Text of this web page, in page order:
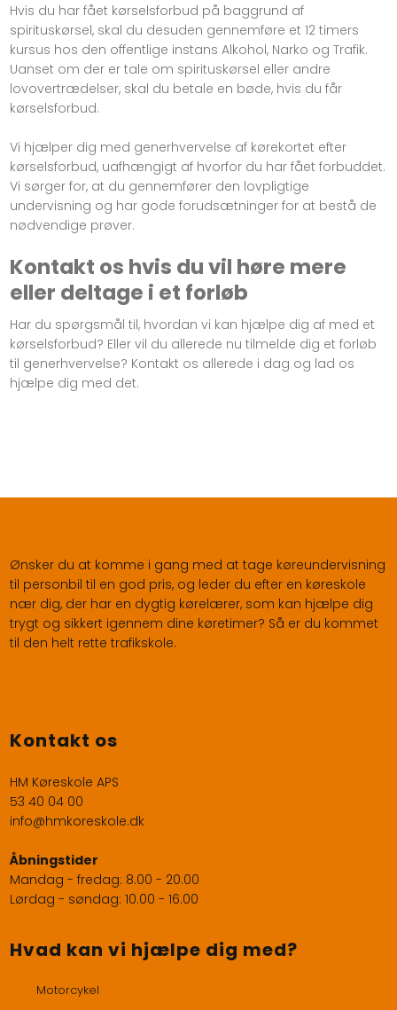
Hvis du har fået kørselsforbud på baggrund af
spirituskørsel, skal du desuden gennemføre et 12 timers
kursus hos den offentlige instans Alkohol, Narko og Trafik.
Uanset om der er tale om spirituskørsel eller andre
lovovertrædelser, skal du betale en bøde, hvis du får
kørselsforbud.
Vi hjælper dig med generhvervelse af kørekortet efter
kørselsforbud, uafhængigt af hvorfor du har fået forbuddet.
Vi sørger for, at du gennemfører den lovpligtige
undervisning og har gode forudsætninger for at bestå de
nødvendige prøver.
Kontakt os hvis du vil høre mere
eller deltage i et forløb
Har du spørgsmål til, hvordan vi kan hjælpe dig af med et
kørselsforbud? Eller vil du allerede nu tilmelde dig et forløb
til generhvervelse? Kontakt os allerede i dag og lad os
hjælpe dig med det.​
Ønsker du at komme i gang med at tage køreundervisning
til personbil til en god pris, og leder du efter en køreskole
nær dig, der har en dygtig kørelærer, som kan hjælpe dig
trygt og sikkert igennem dine køretimer? Så er du kommet
til den helt rette trafikskole.
Kontakt os
HM Køreskole APS
53 40 04 00
info@hmkoreskole.dk
Åbningstider
Mandag - fredag: 8.00 - 20.00​
Lørdag - søndag: 10.00 - 16.00​​
Hvad kan vi hjælpe dig med?
Motorcykel